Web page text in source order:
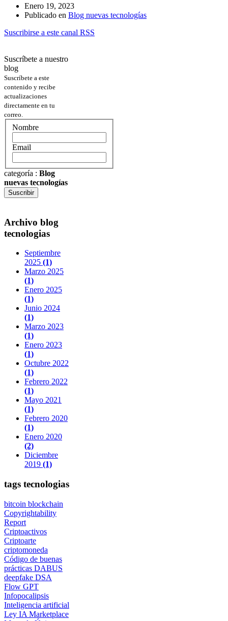
Enero 19, 2023
Publicado en Blog nuevas tecnologías
Suscribirse a este canal RSS
Suscríbete a nuestro
blog
Suscríbete a este
contenido y recibe
actualizaciones
directamente en tu
correo.
Nombre
Email
categoría : Blog
nuevas tecnologías
Suscribir
Archivo blog
tecnologias
Septiembre
2025 (1)
Marzo 2025
(1)
Enero 2025
(1)
Junio 2024
(1)
Marzo 2023
(1)
Enero 2023
(1)
Octubre 2022
(1)
Febrero 2022
(1)
Mayo 2021
(1)
Febrero 2020
(1)
Enero 2020
(2)
Diciembre
2019 (1)
tags tecnologias
bitcoin blockchain
Copyrightability
Report
Criptoactivos
Criptoarte
criptomoneda
Código de buenas
prácticas DABUS
deepfake DSA
Flow GPT
Infopocalipsis
Inteligencia artificial
Ley IA Marketplace